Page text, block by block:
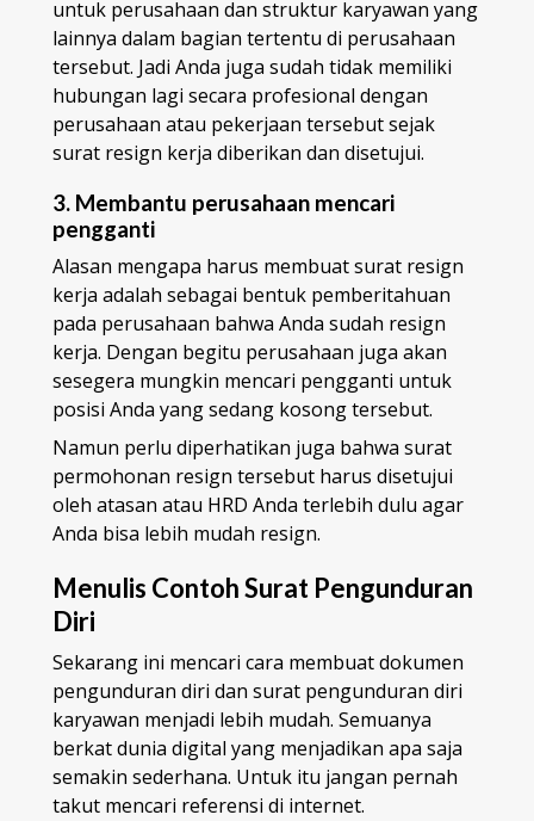
untuk perusahaan dan struktur karyawan yang
lainnya dalam bagian tertentu di perusahaan
tersebut. Jadi Anda juga sudah tidak memiliki
hubungan lagi secara profesional dengan
perusahaan atau pekerjaan tersebut sejak
surat resign kerja diberikan dan disetujui.
3. Membantu perusahaan mencari
pengganti
Alasan mengapa harus membuat surat resign
kerja adalah sebagai bentuk pemberitahuan
pada perusahaan bahwa Anda sudah resign
kerja. Dengan begitu perusahaan juga akan
sesegera mungkin mencari pengganti untuk
posisi Anda yang sedang kosong tersebut.
Namun perlu diperhatikan juga bahwa surat
permohonan resign tersebut harus disetujui
oleh atasan atau HRD Anda terlebih dulu agar
Anda bisa lebih mudah resign.
Menulis Contoh Surat Pengunduran
Diri
Sekarang ini mencari cara membuat dokumen
pengunduran diri dan surat pengunduran diri
karyawan menjadi lebih mudah. Semuanya
berkat dunia digital yang menjadikan apa saja
semakin sederhana. Untuk itu jangan pernah
takut mencari referensi di internet.